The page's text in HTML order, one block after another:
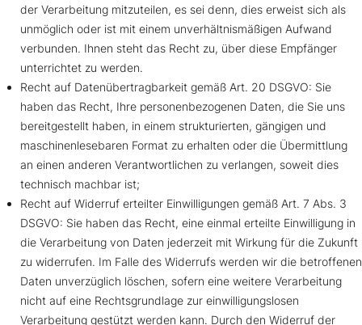
der Verarbeitung mitzuteilen, es sei denn, dies erweist sich als
unmöglich oder ist mit einem unverhältnismäßigen Aufwand
verbunden. Ihnen steht das Recht zu, über diese Empfänger
unterrichtet zu werden.
Recht auf Datenübertragbarkeit gemäß Art. 20 DSGVO: Sie
haben das Recht, Ihre personenbezogenen Daten, die Sie uns
bereitgestellt haben, in einem strukturierten, gängigen und
maschinenlesebaren Format zu erhalten oder die Übermittlung
an einen anderen Verantwortlichen zu verlangen, soweit dies
technisch machbar ist;
Recht auf Widerruf erteilter Einwilligungen gemäß Art. 7 Abs. 3
DSGVO: Sie haben das Recht, eine einmal erteilte Einwilligung in
die Verarbeitung von Daten jederzeit mit Wirkung für die Zukunft
zu widerrufen. Im Falle des Widerrufs werden wir die betroffenen
Daten unverzüglich löschen, sofern eine weitere Verarbeitung
nicht auf eine Rechtsgrundlage zur einwilligungslosen
Verarbeitung gestützt werden kann. Durch den Widerruf der